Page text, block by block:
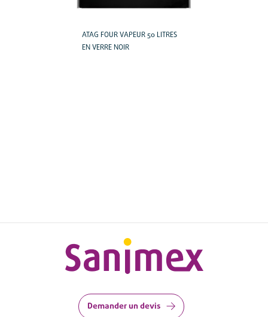
ATAG FOUR VAPEUR 50 LITRES
EN VERRE NOIR
Demander un devis